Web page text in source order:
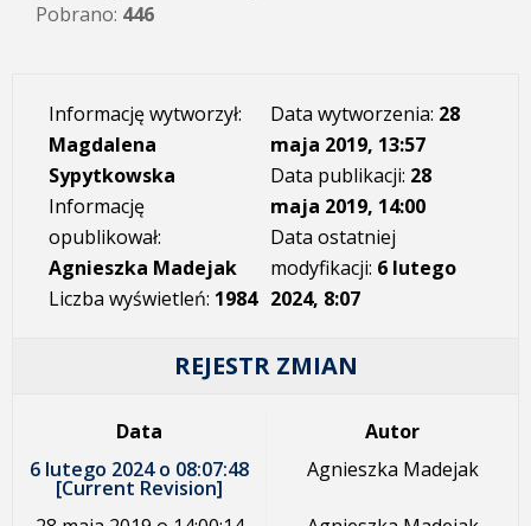
Pobrano: 446
Informację wytworzył:
Magdalena
Sypytkowska
Informację
opublikował:
Agnieszka Madejak
Liczba wyświetleń: 1984
Data wytworzenia: 28
maja 2019, 13:57
Data publikacji: 28
maja 2019, 14:00
Data ostatniej
modyfikacji: 6 lutego
2024, 8:07
REJESTR ZMIAN
Data
Autor
6 lutego 2024 o 08:07:48
[Current Revision]
Agnieszka Madejak